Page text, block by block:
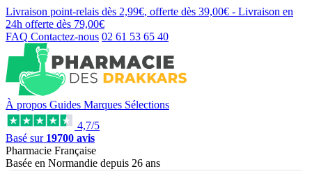
Livraison point-relais dès 2,99€, offerte dès 39,00€ - Livraison en
24h offerte dès 79,00€
FAQ Contactez-nous 02 61 53 65 40
À propos Guides Marques Sélections
4,7/5
Basé sur 19700 avis
Pharmacie Française
Basée en Normandie depuis 26 ans